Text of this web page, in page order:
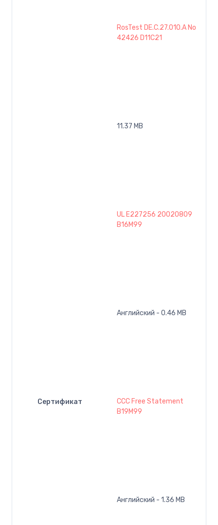
Сертификат
RosTest DE.C.27.010.A No
42426 D11C21
11.37 MB
UL E227256 20020809
B16M99
Английский - 0.46 MB
CCC Free Statement
B19M99
Английский - 1.36 MB